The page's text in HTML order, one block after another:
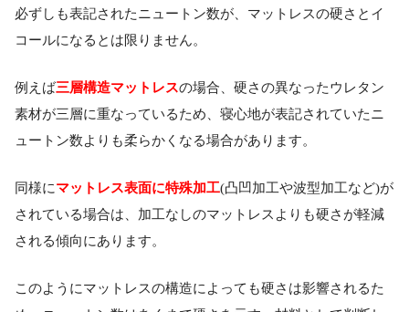
必ずしも表記されたニュートン数が、マットレスの硬さとイ
コールになるとは限りません。
例えば三層構造マットレスの場合、硬さの異なったウレタン
素材が三層に重なっているため、寝心地が表記されていたニ
ュートン数よりも柔らかくなる場合があります。
同様に マットレス表面に特殊加工(凸凹加工や波型加工など)が
されている場合は、加工なしのマットレスよりも硬さが軽減
される傾向にあります。
このようにマットレスの構造によっても硬さは影響されるた